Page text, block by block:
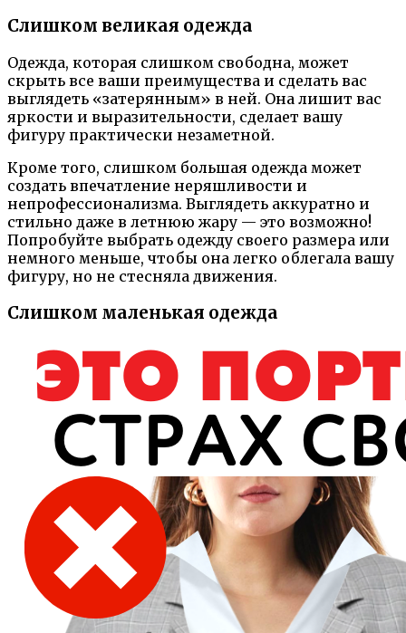
Слишком великая одежда
Одежда, которая слишком свободна, может
скрыть все ваши преимущества и сделать вас
выглядеть «затерянным» в ней. Она лишит вас
яркости и выразительности, сделает вашу
фигуру практически незаметной.
Кроме того, слишком большая одежда может
создать впечатление неряшливости и
непрофессионализма. Выглядеть аккуратно и
стильно даже в летнюю жару — это возможно!
Попробуйте выбрать одежду своего размера или
немного меньше, чтобы она легко облегала вашу
фигуру, но не стесняла движения.
Слишком маленькая одежда